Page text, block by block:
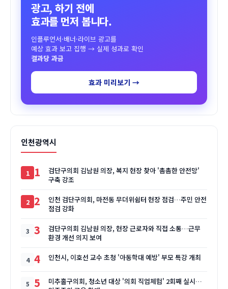
광고, 하기 전에
효과를 먼저 봅니다.
인플루언서·배너·라이브 광고를
예상 효과 보고 집행 → 실제 성과로 확인
결과당 과금
효과 미리보기 →
인천광역시
1
검단구의회 김남원 의장, 복지 현장 찾아 '촘촘한 안전망'
구축 강조
2
인천 검단구의회, 마전동 무더위쉼터 현장 점검…주민 안전
점검 강화
3
검단구의회 김남원 의장, 현장 근로자와 직접 소통…근무
환경 개선 의지 보여
4 인천시, 이호선 교수 초청 '아동학대 예방' 부모 특강 개최
5
미추홀구의회, 청소년 대상 '의회 직업체험' 2회째 실시…